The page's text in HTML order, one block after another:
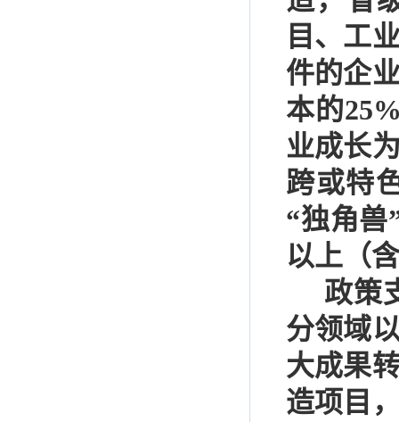
目、工
件的企
本的
业成长
跨或特
“独角兽
以上（
政策
分领域
大成果
造项目